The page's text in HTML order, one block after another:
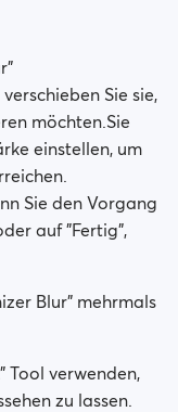
Sie sie,
möchten.Sie
einstellen, um
Sie den Vorgang
auf "Fertig",
Blur" mehrmals
Tool verwenden,
zu lassen.